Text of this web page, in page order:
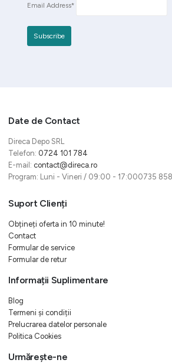
Email Address*
Date de Contact
Direca Depo SRL
Telefon: 0724 101 784
E-mail: contact@direca.ro
Program: Luni - Vineri / 09:00 - 17:000735
Suport Clienți
Obțineți oferta in 10 minute!
Contact
Formular de service
Formular de retur
Informații Suplimentare
Blog
Termeni și condiții
Prelucrarea datelor personale
Politica Cookies
Urmărește-ne